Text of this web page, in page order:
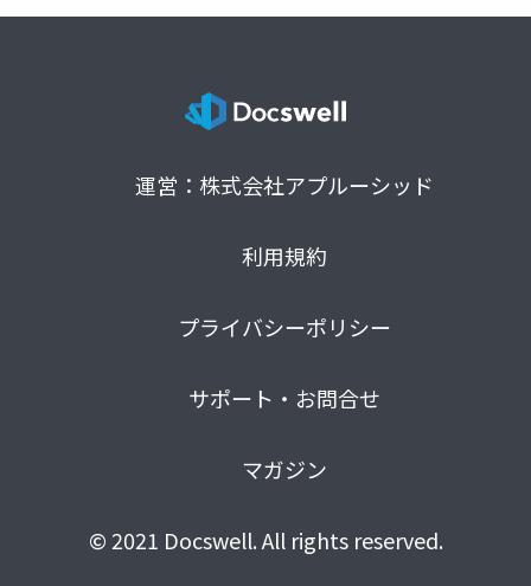
運営：株式会社アプルーシッド
利用規約
プライバシーポリシー
サポート・お問合せ
マガジン
© 2021 Docswell. All rights reserved.